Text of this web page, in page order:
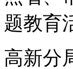
题教育
高新分